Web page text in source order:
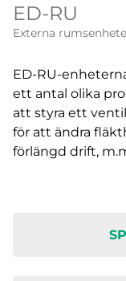
ED-RU
Externa
ED-RU-
ett antal olika
att styra ett
för att ändra
förlängd drift,